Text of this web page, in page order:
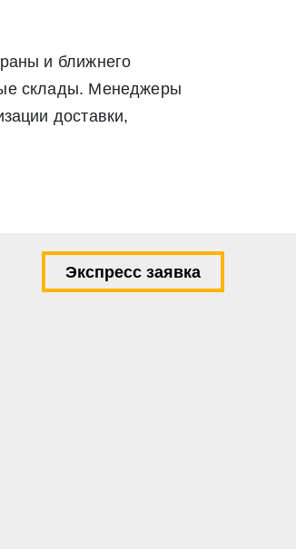
и ближнего
склады. Менеджеры
доставки,
Экспресс заявка
закона от 27
e-mail или СМС
закона от 27 июля 2006 г. N 152-ФЗ «О